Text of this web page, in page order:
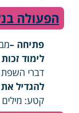
הפעולה
פתיחה –
לימוד
דברי
להגדיל
קטע: